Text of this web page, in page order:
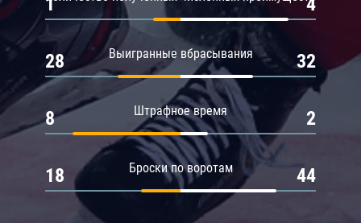
Выигранные вбрасывания
28 32
Штрафное время
8 2
Броски по воротам
18 44